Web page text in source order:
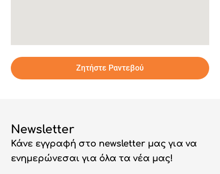
Ζητήστε Ραντεβού
Newsletter
Κάνε εγγραφή στο newsletter μας για να
ενημερώνεσαι για όλα τα νέα μας!